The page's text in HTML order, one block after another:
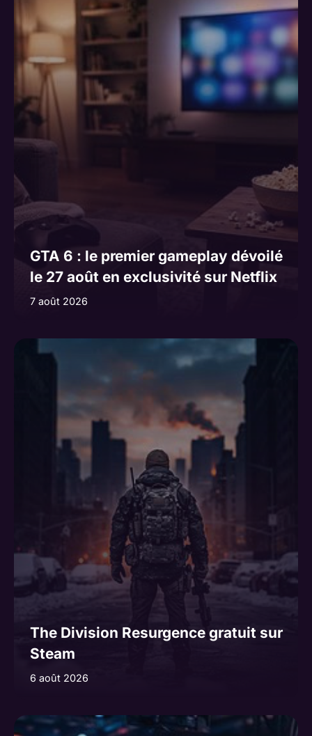
GTA 6 : le premier gameplay dévoilé
le 27 août en exclusivité sur Netflix
7 août 2026
The Division Resurgence gratuit sur
Steam
6 août 2026